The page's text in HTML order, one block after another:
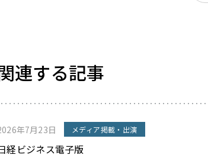
連する記事
年7月23日 メディア掲載・出演
経ビジネス電子版